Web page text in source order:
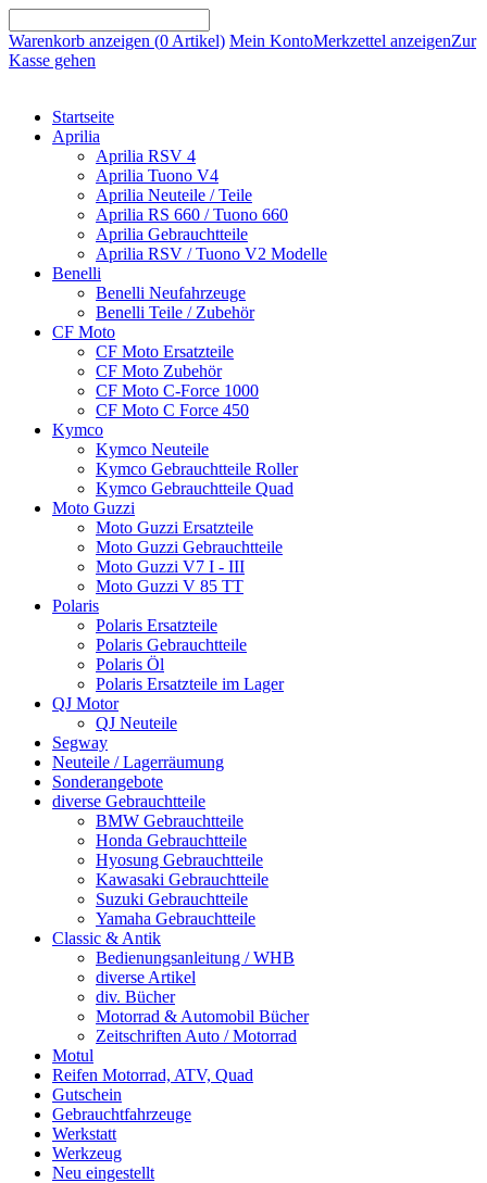
Warenkorb anzeigen (0 Artikel) Mein KontoMerkzettel anzeigenZur
Kasse gehen
Startseite
Aprilia
Aprilia RSV 4
Aprilia Tuono V4
Aprilia Neuteile / Teile
Aprilia RS 660 / Tuono 660
Aprilia Gebrauchtteile
Aprilia RSV / Tuono V2 Modelle
Benelli
Benelli Neufahrzeuge
Benelli Teile / Zubehör
CF Moto
CF Moto Ersatzteile
CF Moto Zubehör
CF Moto C-Force 1000
CF Moto C Force 450
Kymco
Kymco Neuteile
Kymco Gebrauchtteile Roller
Kymco Gebrauchtteile Quad
Moto Guzzi
Moto Guzzi Ersatzteile
Moto Guzzi Gebrauchtteile
Moto Guzzi V7 I - III
Moto Guzzi V 85 TT
Polaris
Polaris Ersatzteile
Polaris Gebrauchtteile
Polaris Öl
Polaris Ersatzteile im Lager
QJ Motor
QJ Neuteile
Segway
Neuteile / Lagerräumung
Sonderangebote
diverse Gebrauchtteile
BMW Gebrauchtteile
Honda Gebrauchtteile
Hyosung Gebrauchtteile
Kawasaki Gebrauchtteile
Suzuki Gebrauchtteile
Yamaha Gebrauchtteile
Classic & Antik
Bedienungsanleitung / WHB
diverse Artikel
div. Bücher
Motorrad & Automobil Bücher
Zeitschriften Auto / Motorrad
Motul
Reifen Motorrad, ATV, Quad
Gutschein
Gebrauchtfahrzeuge
Werkstatt
Werkzeug
Neu eingestellt